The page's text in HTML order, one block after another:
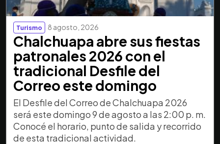
Turismo 8 agosto, 2026
Chalchuapa abre sus fiestas
patronales 2026 con el
tradicional Desfile del
Correo este domingo
El Desfile del Correo de Chalchuapa 2026
será este domingo 9 de agosto a las 2:00 p. m.
Conocé el horario, punto de salida y recorrido
de esta tradicional actividad.